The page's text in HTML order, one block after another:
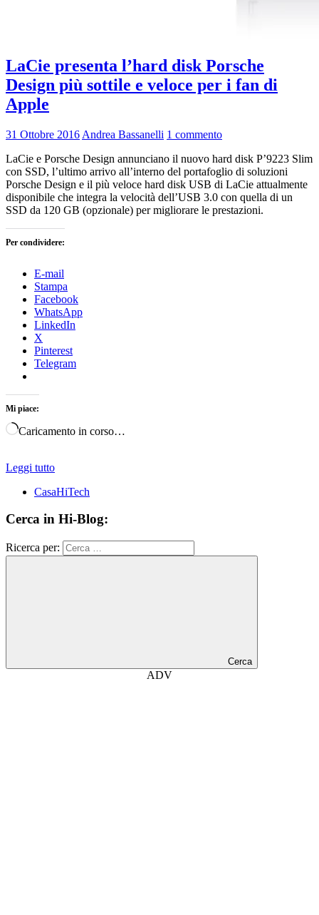
LaCie presenta l’hard disk Porsche
Design più sottile e veloce per i fan di
Apple
31 Ottobre 2016 Andrea Bassanelli 1 commento
LaCie e Porsche Design annunciano il nuovo hard disk P’9223 Slim
con SSD, l’ultimo arrivo all’interno del portafoglio di soluzioni
Porsche Design e il più veloce hard disk USB di LaCie attualmente
disponibile che integra la velocità dell’USB 3.0 con quella di un
SSD da 120 GB (opzionale) per migliorare le prestazioni.
Per condividere:
E-mail
Stampa
Facebook
WhatsApp
LinkedIn
X
Pinterest
Telegram
Mi piace:
Caricamento in corso…
Leggi tutto
CasaHiTech
Cerca in Hi-Blog:
Ricerca per:
Cerca
ADV